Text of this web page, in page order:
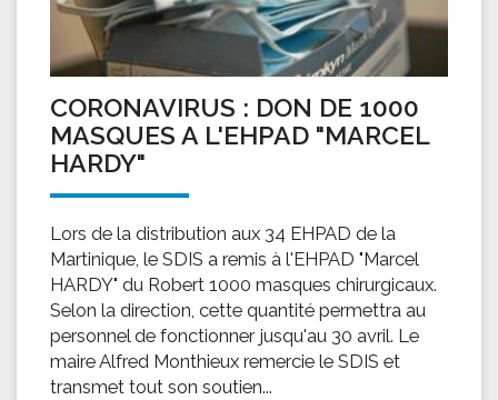
CORONAVIRUS : DON DE 1000
MASQUES A L'EHPAD "MARCEL
HARDY"
Lors de la distribution aux 34 EHPAD de la
Martinique, le SDIS a remis à l'EHPAD "Marcel
HARDY" du Robert 1000 masques chirurgicaux.
Selon la direction, cette quantité permettra au
personnel de fonctionner jusqu'au 30 avril. Le
maire Alfred Monthieux remercie le SDIS et
transmet tout son soutien...